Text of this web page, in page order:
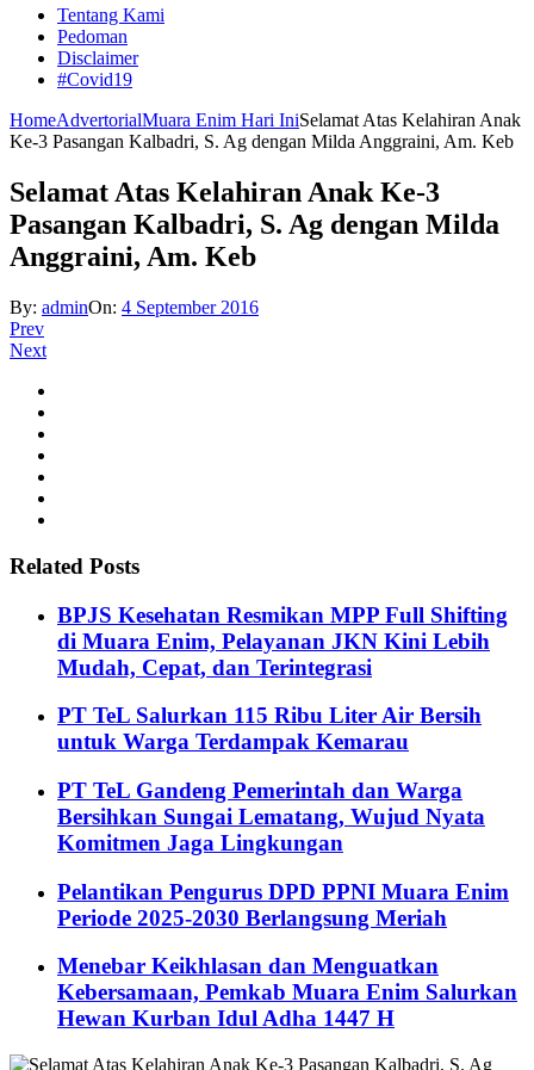
Tentang Kami
Pedoman
Disclaimer
#Covid19
HomeAdvertorialMuara Enim Hari IniSelamat Atas Kelahiran Anak
Ke-3 Pasangan Kalbadri, S. Ag dengan Milda Anggraini, Am. Keb
Selamat Atas Kelahiran Anak Ke-3
Pasangan Kalbadri, S. Ag dengan Milda
Anggraini, Am. Keb
By: adminOn: 4 September 2016
Prev
Next
Related Posts
BPJS Kesehatan Resmikan MPP Full Shifting
di Muara Enim, Pelayanan JKN Kini Lebih
Mudah, Cepat, dan Terintegrasi
PT TeL Salurkan 115 Ribu Liter Air Bersih
untuk Warga Terdampak Kemarau
PT TeL Gandeng Pemerintah dan Warga
Bersihkan Sungai Lematang, Wujud Nyata
Komitmen Jaga Lingkungan
Pelantikan Pengurus DPD PPNI Muara Enim
Periode 2025-2030 Berlangsung Meriah
Menebar Keikhlasan dan Menguatkan
Kebersamaan, Pemkab Muara Enim Salurkan
Hewan Kurban Idul Adha 1447 H